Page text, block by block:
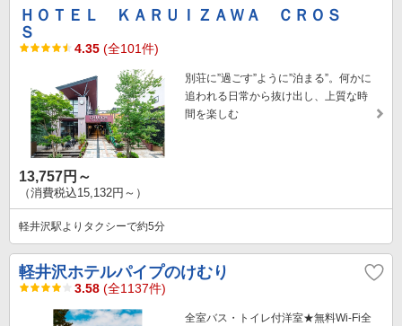
ＨＯＴＥＬ ＫＡＲＵＩＺＡＷＡ ＣＲＯＳ
Ｓ
4.35 (全101件)
別荘に”過ごす”ように”泊まる”。何かに
追われる日常から抜け出し、上質な時
間を楽しむ
13,757円～
（消費税込15,132円～）
軽井沢駅よりタクシーで約5分
軽井沢ホテルパイプのけむり
3.58 (全1137件)
全室バス・トイレ付洋室★無料Wi-Fi全